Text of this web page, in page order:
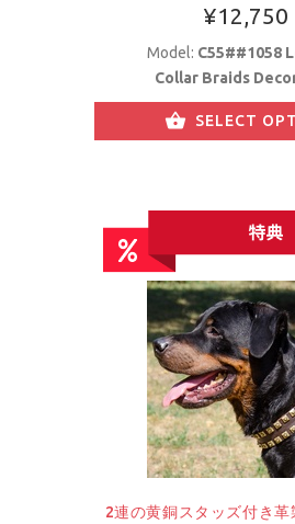
¥12,750
Model: C55##1058
Collar Braids
SELECT
2連の黄銅スタッズ付き革